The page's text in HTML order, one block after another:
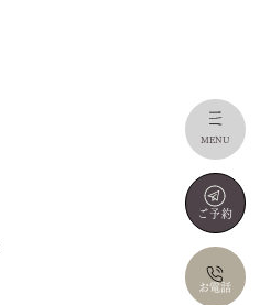
MENU
ご予約
お電話